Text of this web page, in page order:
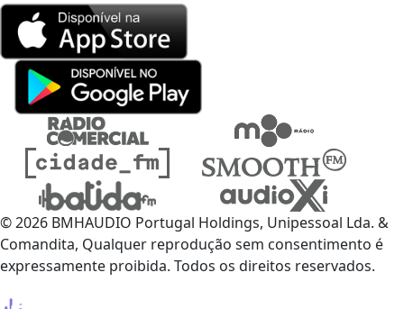
© 2026 BMHAUDIO Portugal Holdings, Unipessoal Lda. &
Comandita, Qualquer reprodução sem consentimento é
expressamente proibida. Todos os direitos reservados.